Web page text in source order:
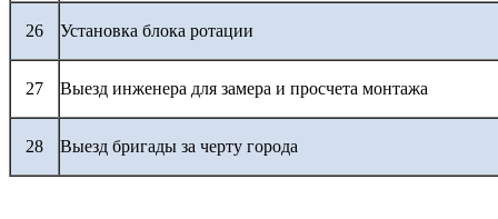
26 Установка блока ротации
27 Выезд инженера для замера и просчета монтажа
28 Выезд бригады за черту города